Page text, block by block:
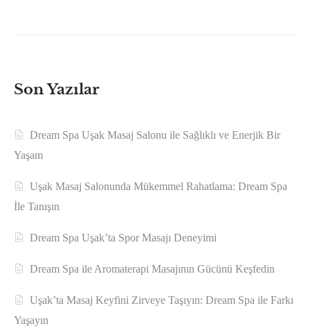
Son Yazılar
Dream Spa Uşak Masaj Salonu ile Sağlıklı ve Enerjik Bir
Yaşam
Uşak Masaj Salonunda Mükemmel Rahatlama: Dream Spa
İle Tanışın
Dream Spa Uşak’ta Spor Masajı Deneyimi
Dream Spa ile Aromaterapi Masajının Gücünü Keşfedin
Uşak’ta Masaj Keyfini Zirveye Taşıyın: Dream Spa ile Farkı
Yaşayın